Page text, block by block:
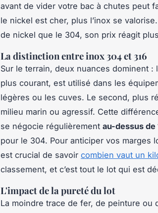
avant de vider votre bac à chutes peut
le nickel est cher, plus l’inox se
de nickel que le 304, son prix réagit
La distinction entre inox 304 et 316
Sur le terrain, deux nuances dominent :
plus courant, est utilisé dans les
légères ou les cuves. Le second, plus
milieu marin ou agressif. Cette
se négocie régulièrement au-dessus de
pour le 304. Pour anticiper vos marges
est crucial de savoir combien vaut un
classement, et c’est tout le lot qui est
L'impact de la pureté du lot
La moindre trace de fer, de peinture